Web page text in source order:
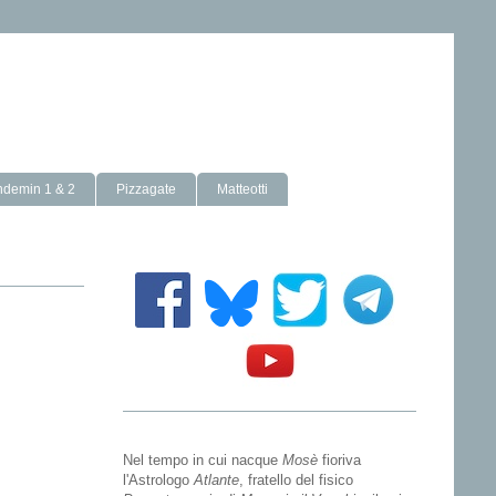
1 & 2 Pizzagate Matteotti
Nel tempo in cui nacque Mosè fioriva
l'Astrologo Atlante , fratello del fisico